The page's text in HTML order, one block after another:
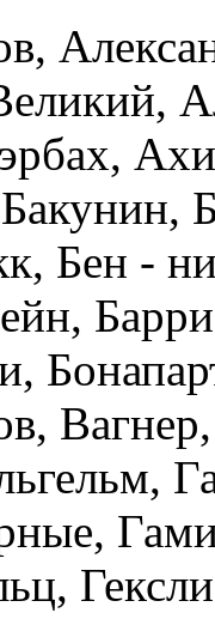
Бен -